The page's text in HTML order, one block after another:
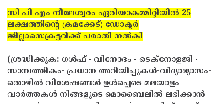
സി പി എം നീലേശ്വരം ഏരിയാകമ്മിറ്റിയില്‍ 25
ലക്ഷത്തിന്റെ ക്രമക്കേട്; ഡോക്ടര്‍
ജില്ലാസെക്രട്ടറിക്ക് പരാതി നല്‍കി
(ശ്രദ്ധിക്കുക: ഗൾഫ് - വിനോദം - ടെക്നോളജി -
സാമ്പത്തികം- പ്രധാന അറിയിപ്പുകൾ-വിദ്യാഭ്യാസം-
തൊഴിൽ വിശേഷങ്ങൾ ഉൾപ്പെടെ മലയാളം
വാർത്തകൾ നിങ്ങളുടെ മൊബൈലിൽ ലഭിക്കാൻ